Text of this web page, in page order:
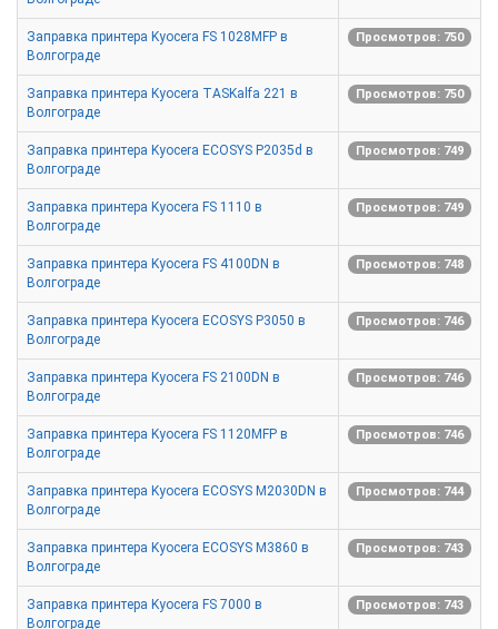
Заправка принтера Kyocera FS 1028MFP в
Волгограде
Просмотров: 750
Заправка принтера Kyocera TASKalfa 221 в
Волгограде
Просмотров: 750
Заправка принтера Kyocera ECOSYS P2035d в
Волгограде
Просмотров: 749
Заправка принтера Kyocera FS 1110 в
Волгограде
Просмотров: 749
Заправка принтера Kyocera FS 4100DN в
Волгограде
Просмотров: 748
Заправка принтера Kyocera ECOSYS P3050 в
Волгограде
Просмотров: 746
Заправка принтера Kyocera FS 2100DN в
Волгограде
Просмотров: 746
Заправка принтера Kyocera FS 1120MFP в
Волгограде
Просмотров: 746
Заправка принтера Kyocera ECOSYS M2030DN в
Волгограде
Просмотров: 744
Заправка принтера Kyocera ECOSYS M3860 в
Волгограде
Просмотров: 743
Заправка принтера Kyocera FS 7000 в
Волгограде
Просмотров: 743